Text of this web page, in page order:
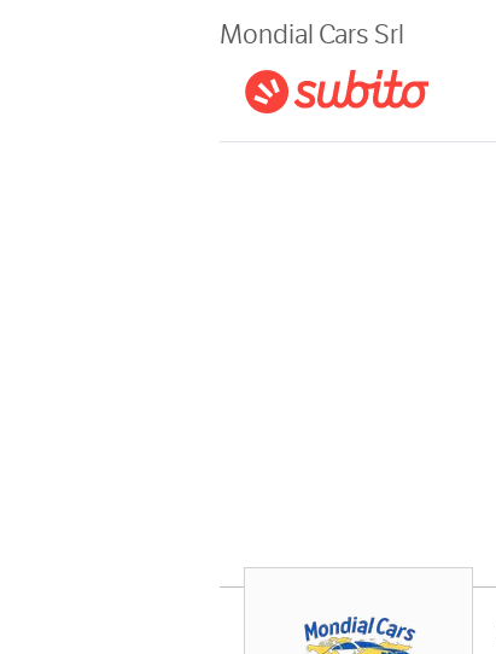
Mondial Cars Srl